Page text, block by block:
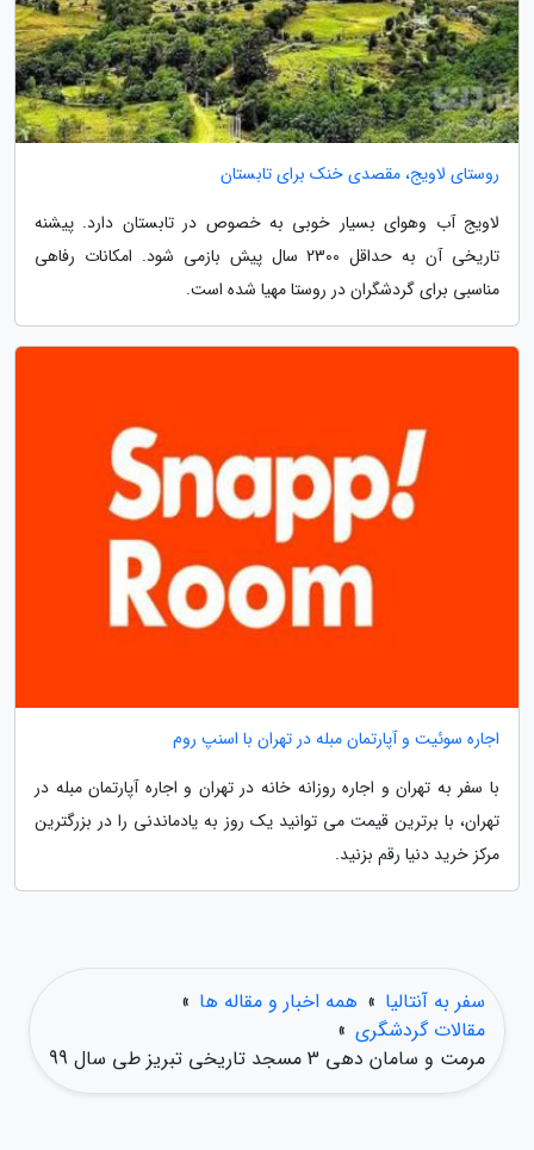
روستای لاویج، مقصدی خنک برای تابستان
لاویج آب وهوای بسیار خوبی به خصوص در تابستان دارد. پیشنه
تاریخی آن به حداقل 2300 سال پیش بازمی شود. امکانات رفاهی
مناسبی برای گردشگران در روستا مهیا شده است.
اجاره سوئیت و آپارتمان مبله در تهران با اسنپ روم
با سفر به تهران و اجاره روزانه خانه در تهران و اجاره آپارتمان مبله در
تهران، با برترین قیمت می توانید یک روز به یادماندنی را در بزرگترین
مرکز خرید دنیا رقم بزنید.
سفر به آنتالیا » همه اخبار و مقاله ها »
مقالات گردشگری »
مرمت و سامان دهی 3 مسجد تاریخی تبریز طی سال 99